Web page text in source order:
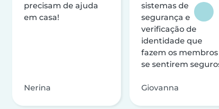
precisam de ajuda
em casa!
Nerina
sistemas de
segurança e
verificação de
identidade que
fazem os membros
se sentirem
Giovanna